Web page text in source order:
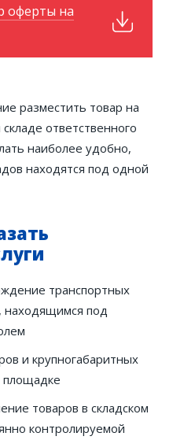
оферты на
разместить товар на
ответственного
наиболее удобно,
находятся под одной
транспортных
находящимся под
и крупногабаритных
площадке
товаров в складском
контролируемой